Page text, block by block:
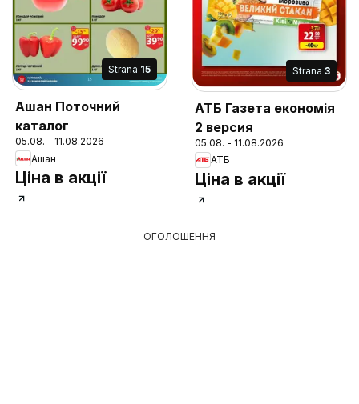
Strana 15
Ашан Поточний
каталог
05.08. - 11.08.2026
Ашан
Ціна в акції
Strana 3
АТБ Газета економія
2 версия
05.08. - 11.08.2026
АТБ
Ціна в акції
ОГОЛОШЕННЯ